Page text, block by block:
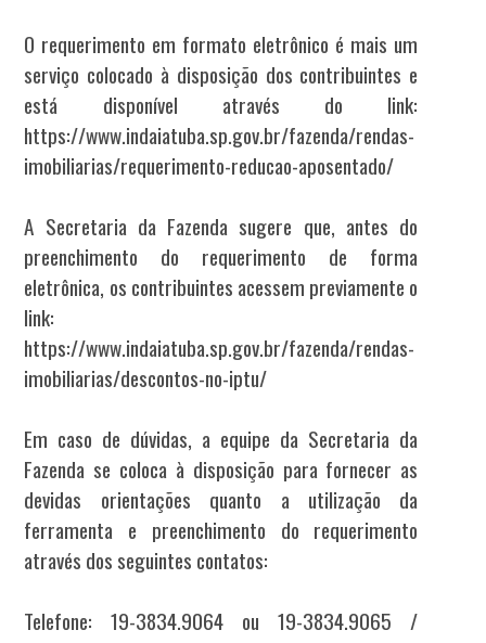
O requerimento em formato eletrônico é mais um
serviço colocado à disposição dos contribuintes e
está disponível através do link:
https://www.indaiatuba.sp.gov.br/fazenda/rendas-
imobiliarias/requerimento-reducao-aposentado/
A Secretaria da Fazenda sugere que, antes do
preenchimento do requerimento de forma
eletrônica, os contribuintes acessem previamente o
link:
https://www.indaiatuba.sp.gov.br/fazenda/rendas-
imobiliarias/descontos-no-iptu/
Em caso de dúvidas, a equipe da Secretaria da
Fazenda se coloca à disposição para fornecer as
devidas orientações quanto a utilização da
ferramenta e preenchimento do requerimento
através dos seguintes contatos:
Telefone: 19-3834.9064 ou 19-3834.9065 /